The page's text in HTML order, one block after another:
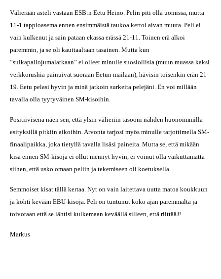
Välierään asteli vastaan ESB:n Eetu Heino. Pelin piti olla uomissa, mutta
11-1 tappioasema ennen ensimmäistä taukoa kertoi aivan muuta. Peli ei
vain kulkenut ja sain pataan ekassa erässä 21-11. Toinen erä alkoi
paremmin, ja se oli kauttaaltaan tasainen. Mutta kun
”sulkapallojumalatkaan” ei olleet minulle suosiollisia (muun muassa kaksi
verkkorushia painuivat suoraan Eetun mailaan), hävisin toisenkin erän 21-
19. Eetu pelasi hyvin ja minä jatkoin surkeita pelejäni. En voi millään
tavalla olla tyytyväinen SM-kisoihin.
Positiivisena näen sen, että ylsin välieriin tasooni nähden huonoimmilla
esityksillä pitkiin aikoihin. Arvonta tarjosi myös minulle tarjottimella SM-
finaalipaikka, joka tietyllä tavalla lisäsi paineita. Mutta se, että mikään
kisa ennen SM-kisoja ei ollut mennyt hyvin, ei voinut olla vaikuttamatta
siihen, että usko omaan peliin ja tekemiseen oli koetuksella.
Semmoiset kisat tällä kertaa. Nyt on vain laitettava uutta matoa koukkuun
ja kohti kevään EBU-kisoja. Peli on tuntunut koko ajan paremmalta ja
toivotaan että se lähtisi kulkemaan keväällä silleen, että riittääJ!
Markus